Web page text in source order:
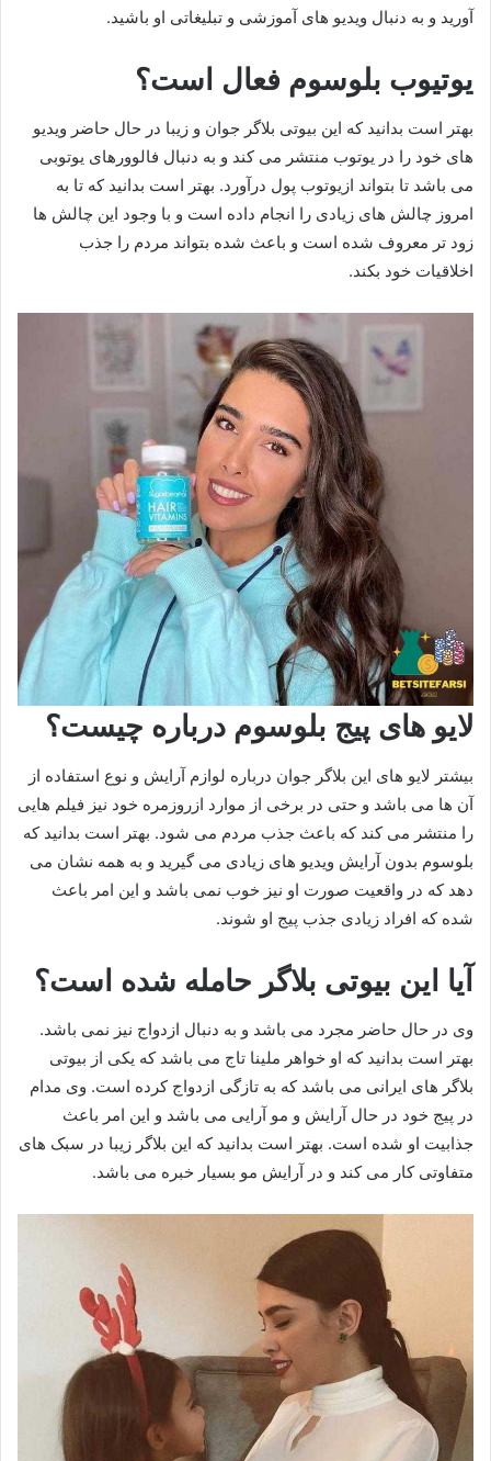
آورید و به دنبال ویدیو های آموزشی و تبلیغاتی او باشید.
یوتیوب بلوسوم فعال است؟
بهتر است بدانید که این بیوتی بلاگر جوان و زیبا در حال حاضر ویدیو
های خود را در یوتوب منتشر می کند و به دنبال فالوورهای یوتوبی
می باشد تا بتواند ازیوتوب پول درآورد. بهتر است بدانید که تا به
امروز چالش های زیادی را انجام داده است و با وجود این چالش ها
زود تر معروف شده است و باعث شده بتواند مردم را جذب
اخلاقیات خود بکند.
لایو های پیج بلوسوم درباره چیست؟
بیشتر لایو های این بلاگر جوان درباره لوازم آرایش و نوع استفاده از
آن ها می باشد و حتی در برخی از موارد ازروزمره خود نیز فیلم هایی
را منتشر می کند که باعث جذب مردم می شود. بهتر است بدانید که
بلوسوم بدون آرایش ویدیو های زیادی می گیرید و به همه نشان می
دهد که در واقعیت صورت او نیز خوب نمی باشد و این امر باعث
شده که افراد زیادی جذب پیج او شوند.
آیا این بیوتی بلاگر حامله شده است؟
وی در حال حاضر مجرد می باشد و به دنبال ازدواج نیز نمی باشد.
بهتر است بدانید که او خواهر ملینا تاج می باشد که یکی از بیوتی
بلاگر های ایرانی می باشد که به تازگی ازدواج کرده است. وی مدام
در پیج خود در حال آرایش و مو آرایی می باشد و این امر باعث
جذابیت او شده است. بهتر است بدانید که این بلاگر زیبا در سبک های
متفاوتی کار می کند و در آرایش مو بسیار خبره می باشد.